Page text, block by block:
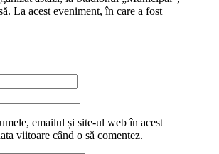
La acest eveniment, în care a fost
emailul și site-ul web în acest
viitoare când o să comentez.